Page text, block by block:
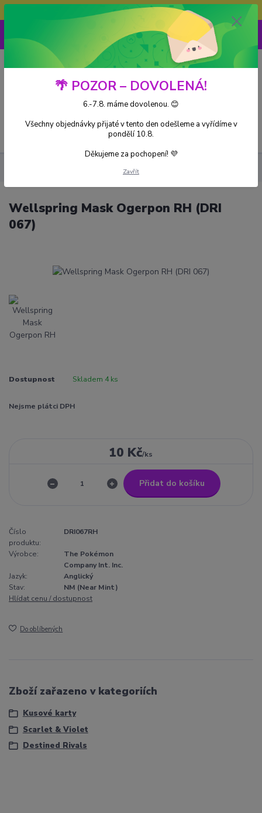
Doprava ZDARMA při nákupu nad 3000Kč
Menu
0 Kč
Wellspring Mask Ogerpon RH (DRI 067)
Wellspring Mask Ogerpon RH (DRI
067)
Dostupnost Skladem 4 ks
Nejsme plátci DPH
10 Kč/ks
Přidat do košíku
Číslo
produktu:
DRI067RH
Výrobce:
The Pokémon
Company Int. Inc.
Jazyk:
Anglický
Stav:
NM (Near Mint)
Hlídat cenu / dostupnost
Do oblíbených
Zboží zařazeno v kategoriích
Kusové karty
Scarlet & Violet
Destined Rivals
🌴 POZOR – DOVOLENÁ!
6.-7.8. máme dovolenou. 😊
Všechny objednávky přijaté v tento den odešleme a vyřídíme v
pondělí 10.8.
Děkujeme za pochopení! 💜
Zavřít